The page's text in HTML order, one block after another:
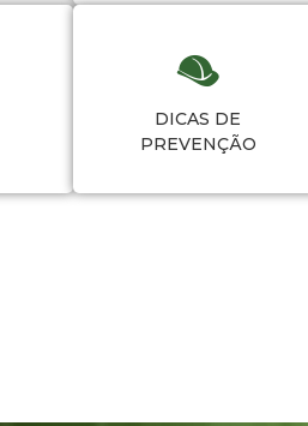
DICAS DE
PREVENÇÃO